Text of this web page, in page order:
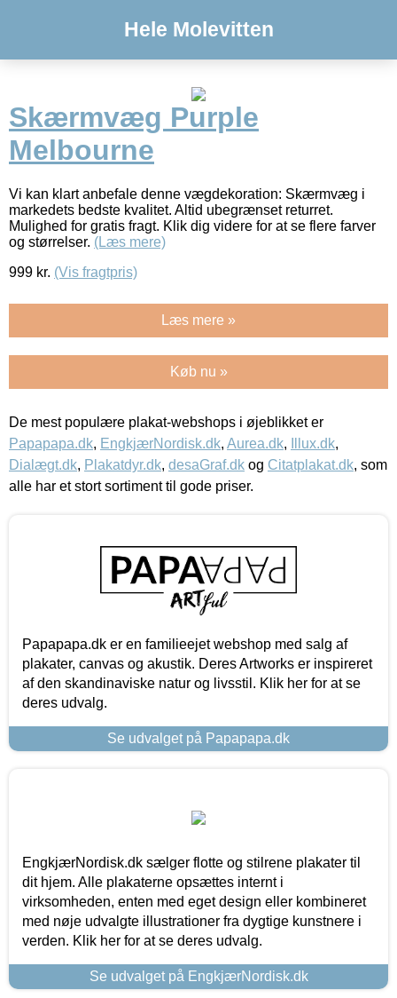
Hele Molevitten
Skærmvæg Purple
Melbourne
Vi kan klart anbefale denne vægdekoration: Skærmvæg i
markedets bedste kvalitet. Altid ubegrænset returret.
Mulighed for gratis fragt. Klik dig videre for at se flere farver
og størrelser. (Læs mere)
999 kr. (Vis fragtpris)
Læs mere »
Køb nu »
De mest populære plakat-webshops i øjeblikket er
Papapapa.dk, EngkjærNordisk.dk, Aurea.dk, Illux.dk,
Dialægt.dk, Plakatdyr.dk, desaGraf.dk og Citatplakat.dk, som
alle har et stort sortiment til gode priser.
Papapapa.dk er en familieejet webshop med salg af
plakater, canvas og akustik. Deres Artworks er inspireret
af den skandinaviske natur og livsstil. Klik her for at se
deres udvalg.
Se udvalget på Papapapa.dk
EngkjærNordisk.dk sælger flotte og stilrene plakater til
dit hjem. Alle plakaterne opsættes internt i
virksomheden, enten med eget design eller kombineret
med nøje udvalgte illustrationer fra dygtige kunstnere i
verden. Klik her for at se deres udvalg.
Se udvalget på EngkjærNordisk.dk